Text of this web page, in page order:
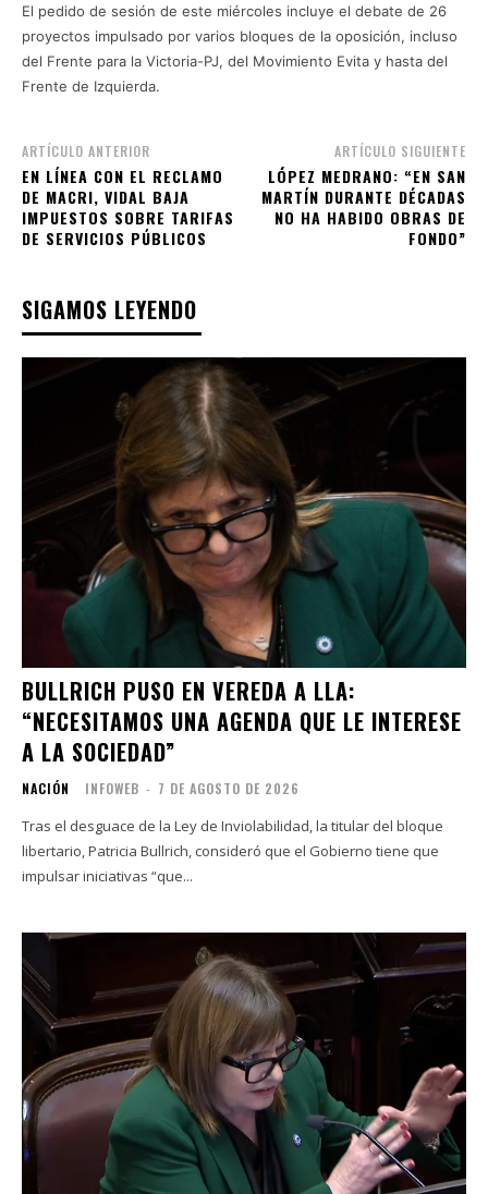
El pedido de sesión de este miércoles incluye el debate de 26
proyectos impulsado por varios bloques de la oposición, incluso
del Frente para la Victoria-PJ, del Movimiento Evita y hasta del
Frente de Izquierda.
ARTÍCULO ANTERIOR
EN LÍNEA CON EL RECLAMO
DE MACRI, VIDAL BAJA
IMPUESTOS SOBRE TARIFAS
DE SERVICIOS PÚBLICOS
ARTÍCULO SIGUIENTE
LÓPEZ MEDRANO: “EN SAN
MARTÍN DURANTE DÉCADAS
NO HA HABIDO OBRAS DE
FONDO”
SIGAMOS LEYENDO
BULLRICH PUSO EN VEREDA A LLA:
“NECESITAMOS UNA AGENDA QUE LE INTERESE
A LA SOCIEDAD”
NACIÓN INFOWEB - 7 DE AGOSTO DE 2026
Tras el desguace de la Ley de Inviolabilidad, la titular del bloque
libertario, Patricia Bullrich, consideró que el Gobierno tiene que
impulsar iniciativas “que...